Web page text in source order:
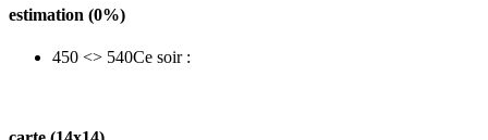
estimation (0%)
450 <> 540Ce soir :